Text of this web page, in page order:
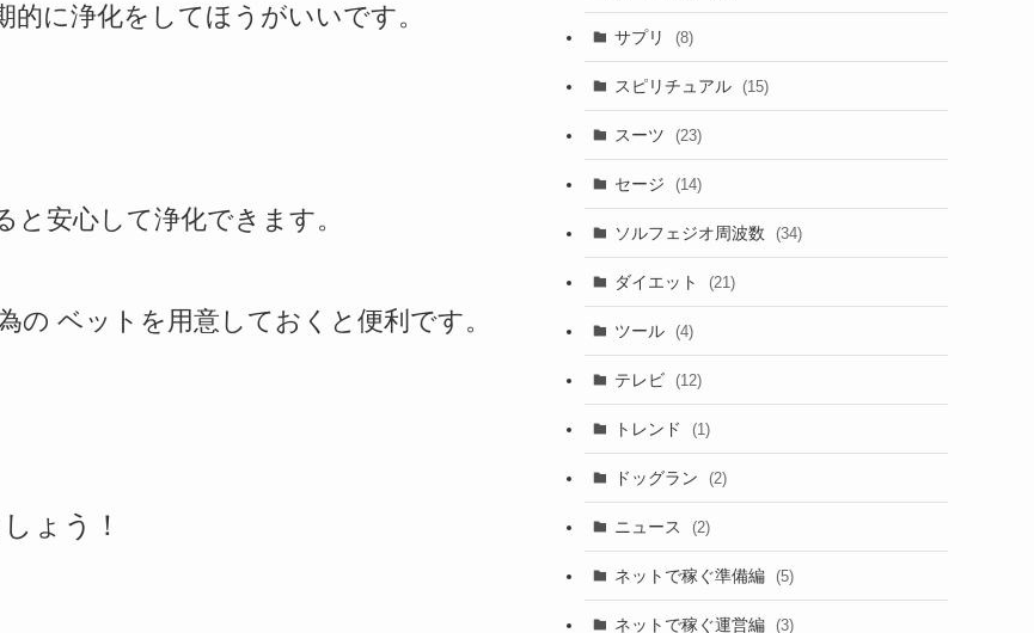
に浄化をしてほうがいいです。
安心して浄化できます。
ベットを用意しておくと便利です。
ょう！
サプリ (8)
スピリチュアル (15)
スーツ (23)
セージ (14)
ソルフェジオ周波数 (34)
ダイエット (21)
ツール (4)
テレビ (12)
トレンド (1)
ドッグラン (2)
ニュース (2)
ネットで稼ぐ準備編 (5)
ネットで稼ぐ運営編 (3)